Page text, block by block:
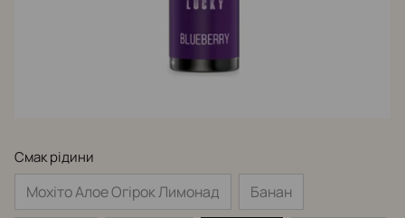
Смак рідини
Мохіто Алое Огірок Лимонад Банан